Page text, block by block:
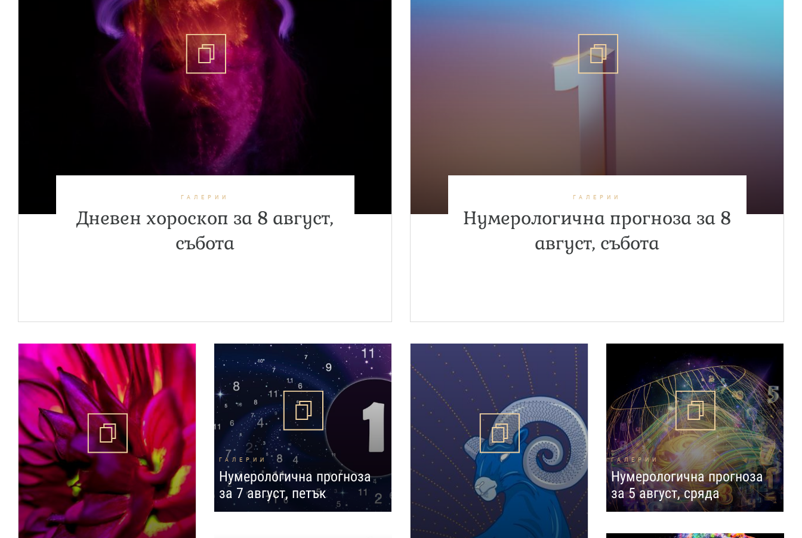
ГАЛЕРИИ
Дневен хороскоп за 8 август,
събота
ГАЛЕРИИ
Нумерологична прогноза за 8
август, събота
ГАЛЕРИИ
Нумерологична прогноза
за 7 август, петък
ГАЛЕРИИ
Нумерологична прогноза
за 5 август, сряда